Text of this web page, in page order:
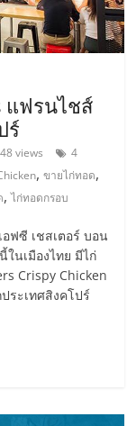
แฟรนไชส์
ร์
views
4
,ขายไก่ทอด,
,ไก่ทอดกรอบ
อฟซี เชสเตอร์ บอน
นเมืองไทย มีไก่
Crispy Chicken
ระเทศสิงคโปร์